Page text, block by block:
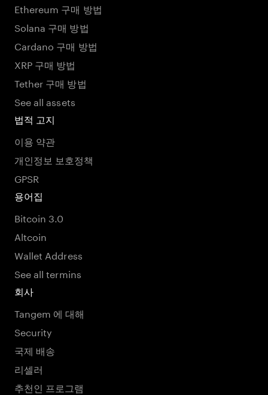
Ethereum 구매 방법
Solana 구매 방법
Cardano 구매 방법
XRP 구매 방법
Tether 구매 방법
See all assets
법적 고지
이용 약관
개인정보 보호정책
GPSR
용어집
Bitcoin 3.0
Altcoin
Wallet Address
See all termins
회사
Tangem 에 대해
Security
국제 배송
리셀러
추천인 프로그램